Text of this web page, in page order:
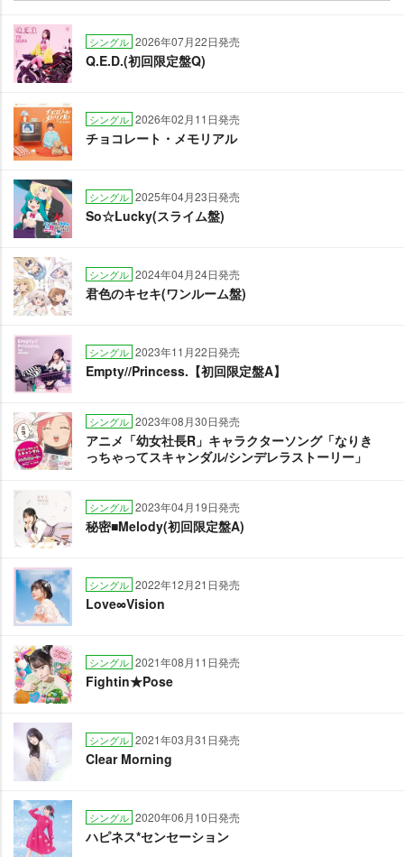
シングル 2026年07月22日発売
Q.E.D.(初回限定盤Q)
シングル 2026年02月11日発売
チョコレート・メモリアル
シングル 2025年04月23日発売
So☆Lucky(スライム盤)
シングル 2024年04月24日発売
君色のキセキ(ワンルーム盤)
シングル 2023年11月22日発売
Empty//Princess.【初回限定盤A】
シングル 2023年08月30日発売
アニメ「幼女社長R」キャラクターソング「なりき
っちゃってスキャンダル/シンデレラストーリー」
シングル 2023年04月19日発売
秘密■Melody(初回限定盤A)
シングル 2022年12月21日発売
Love∞Vision
シングル 2021年08月11日発売
Fightin★Pose
シングル 2021年03月31日発売
Clear Morning
シングル 2020年06月10日発売
ハピネス*センセーション